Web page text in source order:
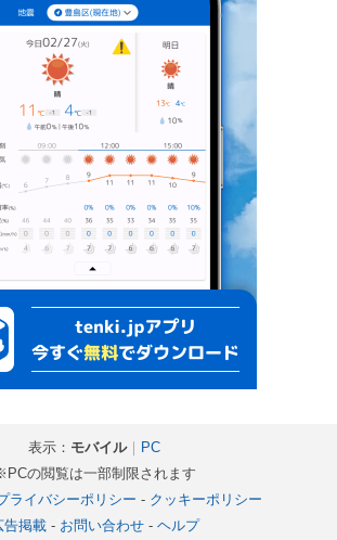
表示： モバイル｜ PC
の閲覧は一部制限されます
ライバシーポリシー - クッキーポリシー
告掲載- お問い合わせ- ヘルプ